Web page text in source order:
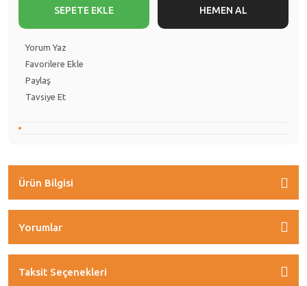
SEPETE EKLE HEMEN AL
Yorum Yaz
Paylaş
Tavsiye Et
Ürün Bilgisi
Yorumlar
Taksit Seçenekleri